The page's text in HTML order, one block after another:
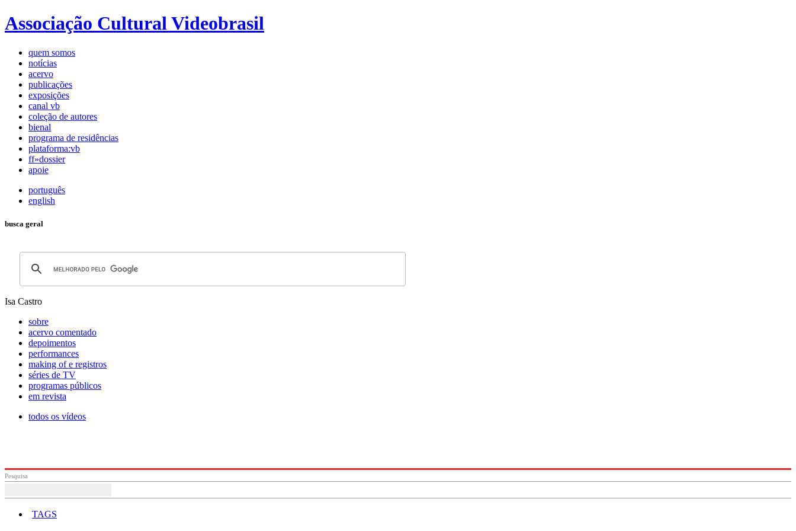
Associação Cultural Videobrasil
quem somos
notícias
acervo
publicações
exposições
canal vb
coleção de autores
bienal
programa de residências
plataforma:vb
ff»dossier
apoie
português
english
busca geral
Isa Castro
sobre
acervo comentado
depoimentos
performances
making of e registros
séries de TV
programas públicos
em revista
todos os vídeos
Pesquisa
TAGS